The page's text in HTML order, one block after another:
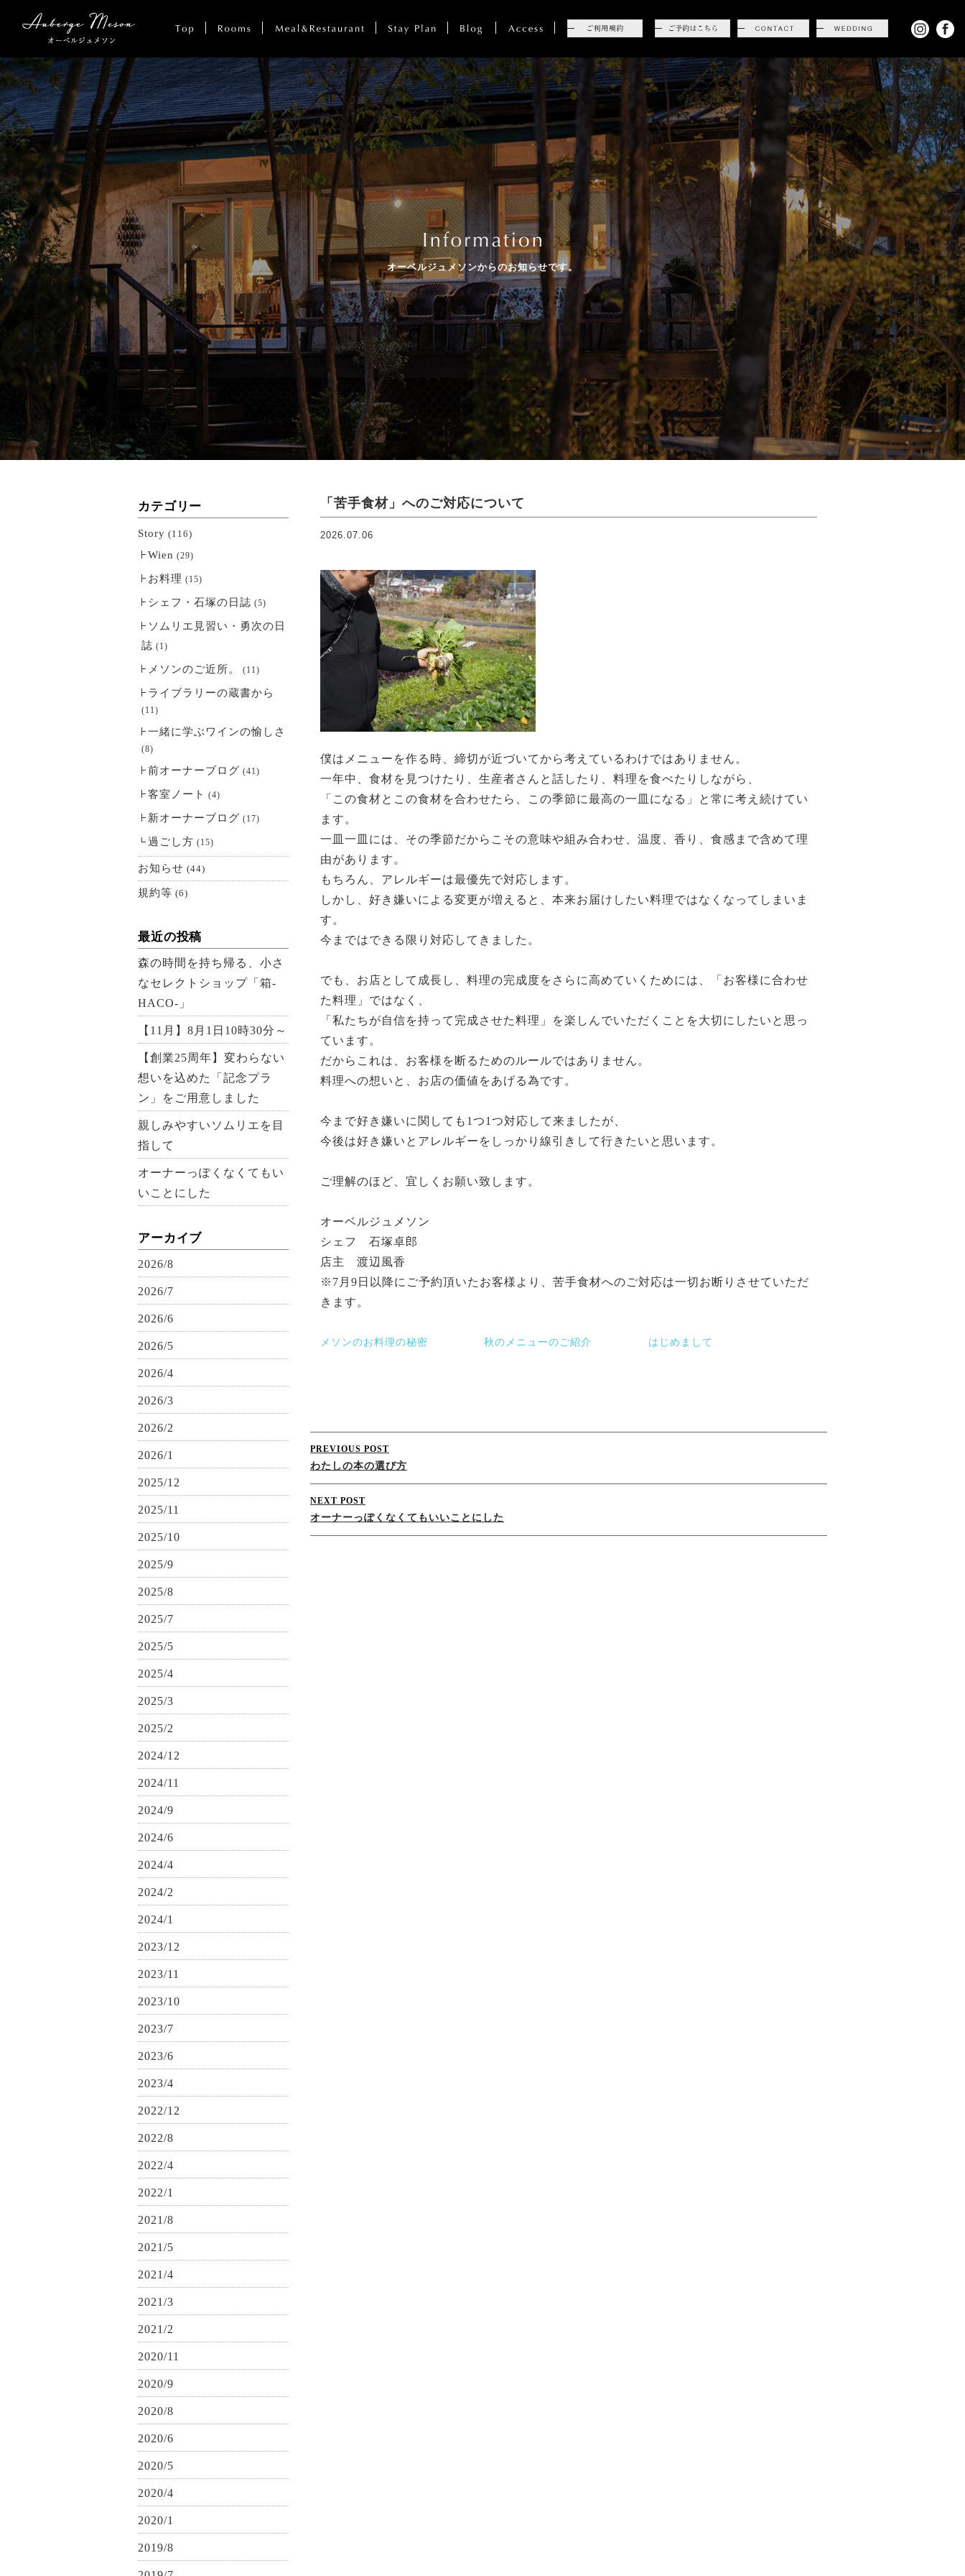
オーベルジュメソンからのお知らせです。
「苦手食材」へのご対応について
2026.07.06
僕はメニューを作る時、締切が近づいてから考えているわけではありません。
一年中、食材を見つけたり、生産者さんと話したり、料理を食べたりしながら、
「この食材とこの食材を合わせたら、この季節に最高の一皿になる」と常に考え続けてい
ます。
一皿一皿には、その季節だからこその意味や組み合わせ、温度、香り、食感まで含めて理
由があります。
もちろん、アレルギーは最優先で対応します。
しかし、好き嫌いによる変更が増えると、本来お届けしたい料理ではなくなってしまいま
す。
今まではできる限り対応してきました。
でも、お店として成長し、料理の完成度をさらに高めていくためには、「お客様に合わせ
た料理」ではなく、
「私たちが自信を持って完成させた料理」を楽しんでいただくことを大切にしたいと思っ
ています。
だからこれは、お客様を断るためのルールではありません。
料理への想いと、お店の価値をあげる為です。
今まで好き嫌いに関しても1つ1つ対応して来ましたが、
今後は好き嫌いとアレルギーをしっかり線引きして行きたいと思います。
ご理解のほど、宜しくお願い致します。
オーベルジュメソン
シェフ 石塚卓郎
店主 渡辺風香
※7月9日以降にご予約頂いたお客様より、苦手食材へのご対応は一切お断りさせていただ
きます。
メソンのお料理の秘密 秋のメニューのご紹介 はじめまして
Post
navigation
PREVIOUS POST
わたしの本の選び方
NEXT POST
オーナーっぽくなくてもいいことにした
カテゴリー
Story (116)
Wien (29)
お料理 (15)
シェフ・石塚の日誌 (5)
ソムリエ見習い・勇次の日
誌 (1)
メソンのご近所。 (11)
ライブラリーの蔵書から
(11)
一緒に学ぶワインの愉しさ
(8)
前オーナーブログ (41)
客室ノート (4)
新オーナーブログ (17)
過ごし方 (15)
お知らせ (44)
規約等 (6)
最近の投稿
森の時間を持ち帰る、小さ
なセレクトショップ「箱-
HACO-」
【11月】8月1日10時30分～
【創業25周年】変わらない
想いを込めた「記念プラ
ン」をご用意しました
親しみやすいソムリエを目
指して
オーナーっぽくなくてもい
いことにした
アーカイブ
2026/8
2026/7
2026/6
2026/5
2026/4
2026/3
2026/2
2026/1
2025/12
2025/11
2025/10
2025/9
2025/8
2025/7
2025/5
2025/4
2025/3
2025/2
2024/12
2024/11
2024/9
2024/6
2024/4
2024/2
2024/1
2023/12
2023/11
2023/10
2023/7
2023/6
2023/4
2022/12
2022/8
2022/4
2022/1
2021/8
2021/5
2021/4
2021/3
2021/2
2020/11
2020/9
2020/8
2020/6
2020/5
2020/4
2020/1
2019/8